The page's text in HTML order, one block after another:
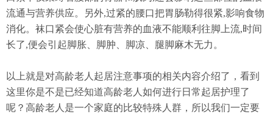
流通与营养供应。另外,过紧的腰口把胃肠勒得很紧,影响食物
消化。袜口紧会使心脏有营养的血液不能顺利往脚上流,时间
长了,便会引起脚胀、脚肿、脚凉、腿脚麻木无力。
以上就是对高龄老人起居注意事项的相关内容介绍了，看到
这里你是不是已经知道高龄老人如何进行日常起居护理了
呢？高龄老人是一个家庭的比较特殊人群，所以我们一定要